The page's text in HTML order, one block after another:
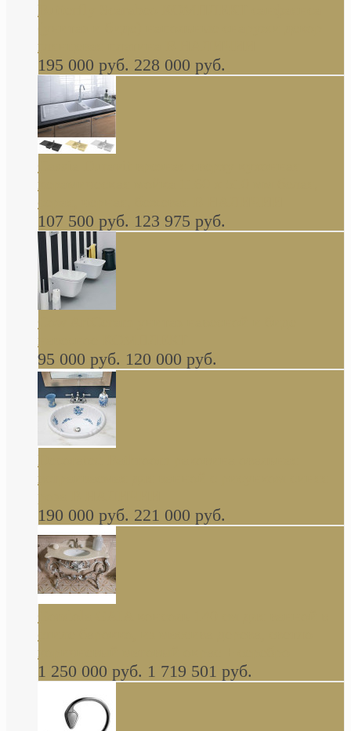
Butterfly Scarabeo КОМПЛЕКТ санфаянса
глянцевая платина В НАЛИЧИИ
195 000 руб. 228 000 руб.
керамическая мойка 1160 x 510 мм белая,
серая, черная, бежевая В НАЛИЧИИ
107 500 руб. 123 975 руб.
навесное КОМПЛЕКТ
95 000 руб. 120 000 руб.
Decorated Bathroom раковина овальная
встраиваемая для ванной с рисунком синяя
роза В НАЛИЧИИ
190 000 руб. 221 000 руб.
стиле барокко, из массива дерева, светло
коричневый матовый окрас + серебро
1 250 000 руб. 1 719 501 руб.